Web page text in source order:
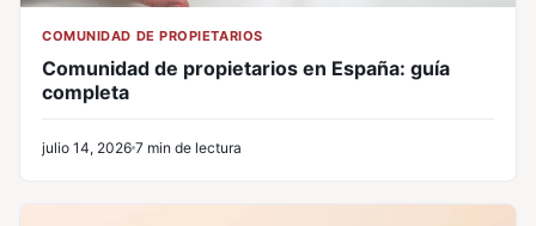
COMUNIDAD DE PROPIETARIOS
Comunidad de propietarios en España: guía
completa
julio 14, 2026 7 min de lectura